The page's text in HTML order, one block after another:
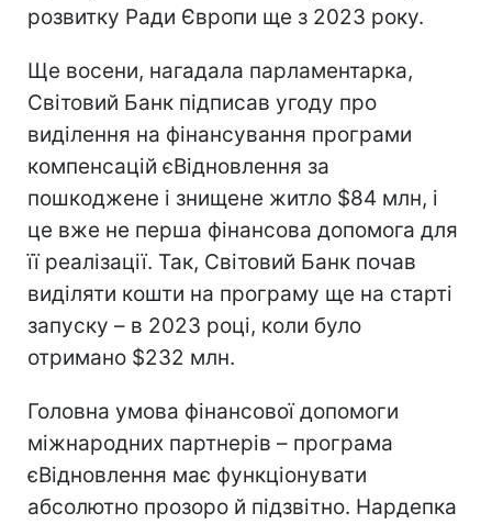
розвитку Ради Європи ще з 2023 року.
Ще восени, нагадала парламентарка,
Світовий Банк підписав угоду про
виділення на фінансування програми
компенсацій єВідновлення за
пошкоджене і знищене житло $84 млн, і
це вже не перша фінансова допомога для
її реалізації. Так, Світовий Банк почав
виділяти кошти на програму ще на старті
запуску – в 2023 році, коли було
отримано $232 млн.
Головна умова фінансової допомоги
міжнародних партнерів – програма
єВідновлення має функціонувати
абсолютно прозоро й підзвітно. Нардепка